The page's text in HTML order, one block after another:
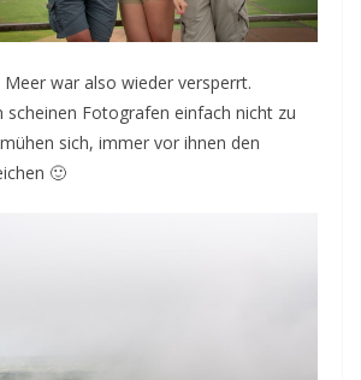
war also wieder versperrt.
scheinen Fotografen einfach nicht zu
sich, immer vor ihnen den
🙂